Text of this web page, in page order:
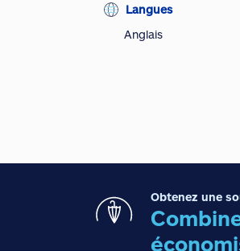
Langues
Anglais
Obtenez une